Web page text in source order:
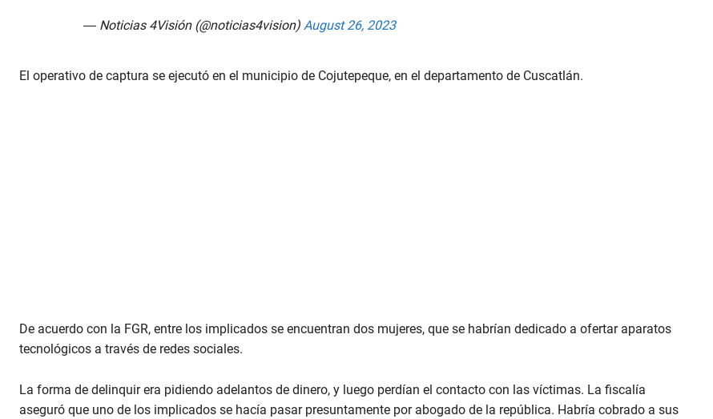
— Noticias 4Visión (@noticias4vision) August 26, 2023
El operativo de captura se ejecutó en el municipio de Cojutepeque, en el departamento de Cuscatlán.
De acuerdo con la FGR, entre los implicados se encuentran dos mujeres, que se habrían dedicado a ofertar aparatos
tecnológicos a través de redes sociales.
La forma de delinquir era pidiendo adelantos de dinero, y luego perdían el contacto con las víctimas. La fiscalía
aseguró que uno de los implicados se hacía pasar presuntamente por abogado de la república. Habría cobrado a sus